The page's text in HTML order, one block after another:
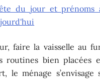
du jour et prénoms
faire la vaisselle au
routines bien placées
le ménage